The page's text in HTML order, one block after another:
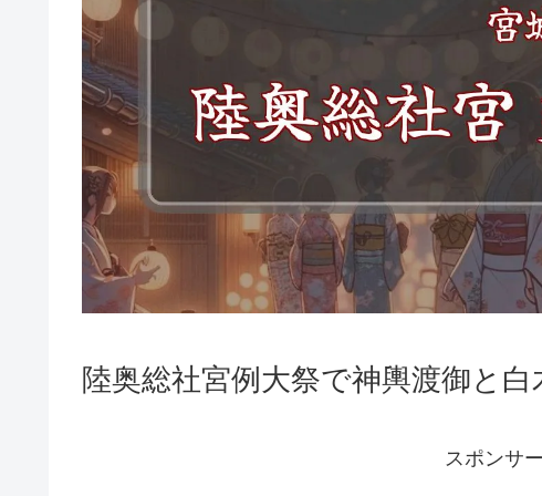
陸奥総社宮例大祭で神輿渡御と
スポンサ